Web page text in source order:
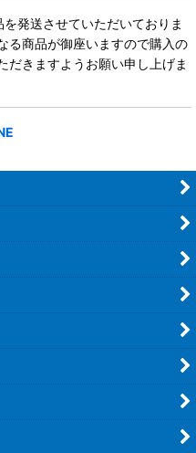
発送させていただいておりま
る商品が御座いますので購入の
だきますようお願い申し上げま